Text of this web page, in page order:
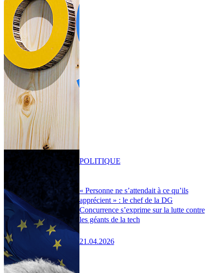
« Personne ne s’attendait à ce qu’ils
apprécient » : le chef de la DG
Concurrence s’exprime sur la lutte contre
les géants de la tech
21.04.2026
POLITIQUE